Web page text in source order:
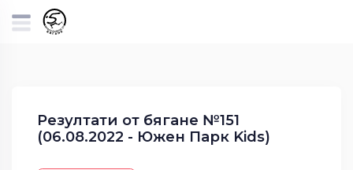
Резултати от бягане №151
(06.08.2022 - Южен Парк Kids)